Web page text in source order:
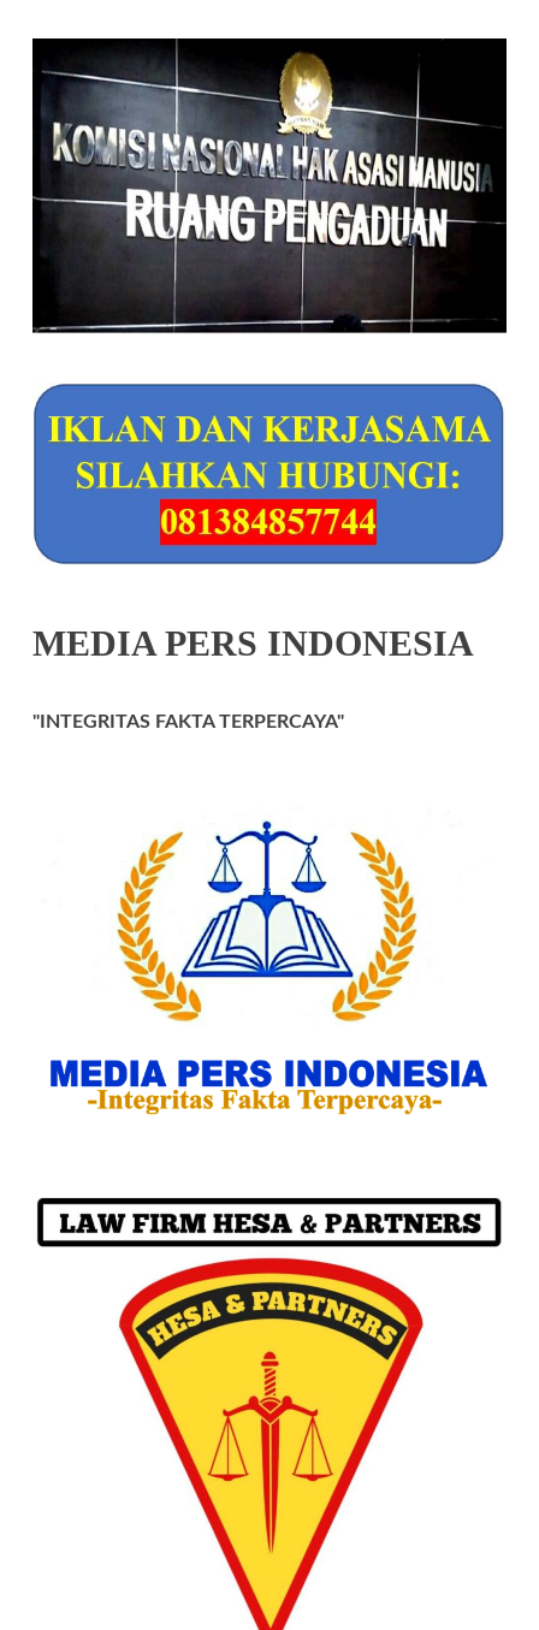
MEDIA PERS INDONESIA
"INTEGRITAS FAKTA TERPERCAYA"